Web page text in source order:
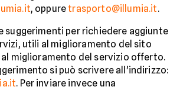
, oppuretrasporto@illumia.it.
suggerimenti per richiedere aggiunte
utili al miglioramento del sito
miglioramento del servizio offerto.
si può scrivere all'indirizzo:
. Per inviare invece una